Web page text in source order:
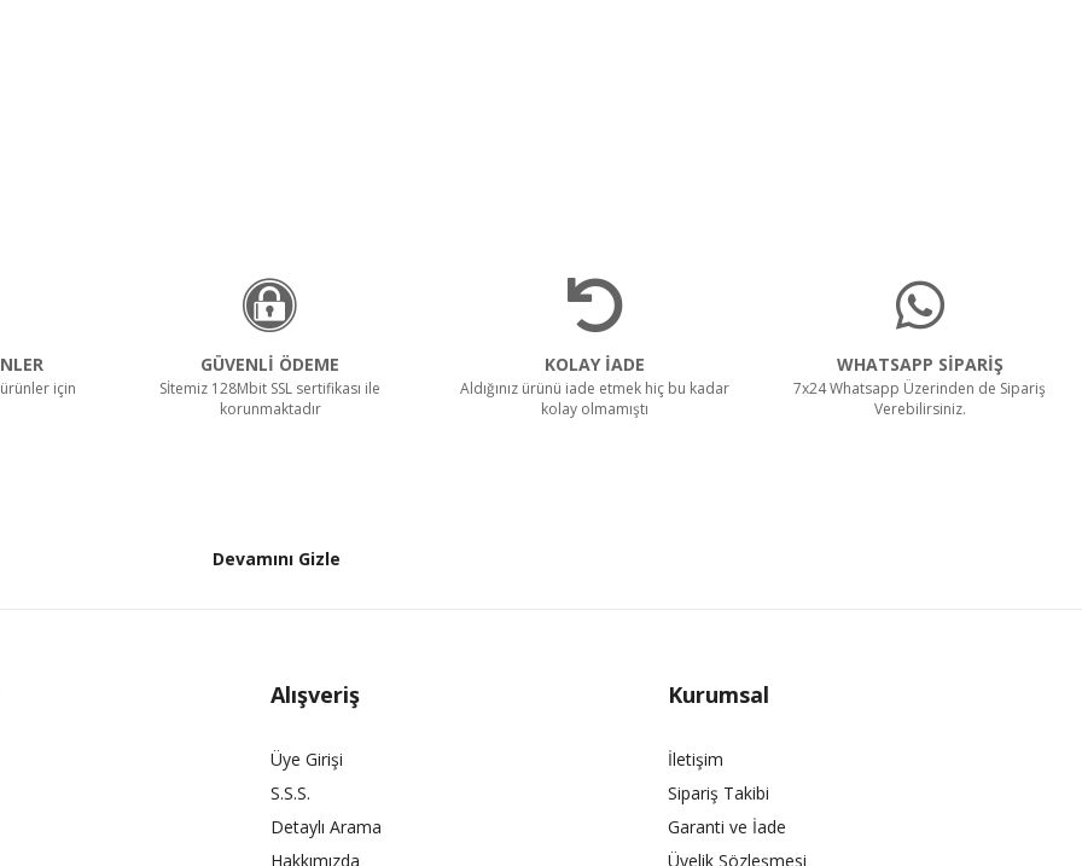
için
GÜVENLİ ÖDEME
Sİtemiz 128Mbit SSL sertifikası ile
korunmaktadır
KOLAY İADE
Aldığınız ürünü iade etmek hiç bu kadar
kolay olmamıştı
WHATSAPP SİPARİŞ
7x24 Whatsapp Üzerinden de Sipariş
Verebilirsiniz.
Devamını Gizle
Alışveriş
Üye Girişi
S.S.S.
Detaylı Arama
Hakkımızda
Kurumsal
İletişim
Sipariş Takibi
Garanti ve İade
Üyelik Sözleşmesi